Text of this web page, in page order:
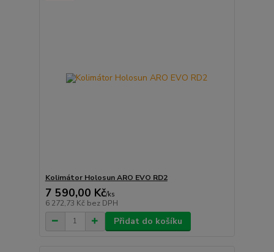
Kolimátor Holosun ARO EVO RD2
7 590,00 Kč/ks
6 272,73 Kč bez DPH
Přidat do košíku